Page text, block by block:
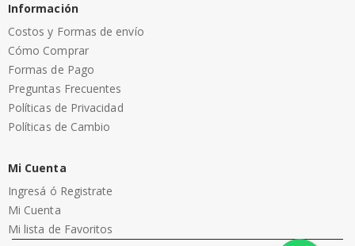
Información
Costos y Formas de envío
Cómo Comprar
Formas de Pago
Preguntas Frecuentes
Políticas de Privacidad
Políticas de Cambio
Mi Cuenta
Ingresá ó Registrate
Mi Cuenta
Mi lista de Favoritos